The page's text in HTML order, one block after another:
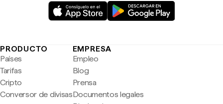
PRODUCTO
Países
Tarifas
Cripto
Conversor de divisas
EMPRESA
Empleo
Blog
Prensa
Documentos legales